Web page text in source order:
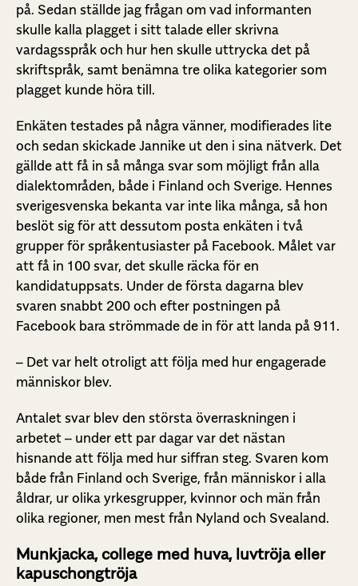
på. Sedan ställde jag frågan om vad informanten
skulle kalla plagget i sitt talade eller skrivna
vardagsspråk och hur hen skulle uttrycka det på
skriftspråk, samt benämna tre olika kategorier som
plagget kunde höra till.
Enkäten testades på några vänner, modifierades lite
och sedan skickade Jannike ut den i sina nätverk. Det
gällde att få in så många svar som möjligt från alla
dialektområden, både i Finland och Sverige. Hennes
sverigesvenska bekanta var inte lika många, så hon
beslöt sig för att dessutom posta enkäten i två
grupper för språkentusiaster på Facebook. Målet var
att få in 100 svar, det skulle räcka för en
kandidatuppsats. Under de första dagarna blev
svaren snabbt 200 och efter postningen på
Facebook bara strömmade de in för att landa på 911.
– Det var helt otroligt att följa med hur engagerade
människor blev.
Antalet svar blev den största överraskningen i
arbetet – under ett par dagar var det nästan
hisnande att följa med hur siffran steg. Svaren kom
både från Finland och Sverige, från människor i alla
åldrar, ur olika yrkesgrupper, kvinnor och män från
olika regioner, men mest från Nyland och Svealand.
Munkjacka, college med huva, luvtröja eller
kapuschongtröja